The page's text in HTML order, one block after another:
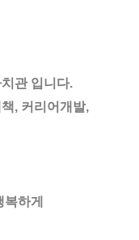
관 입니다.
, 커리어개발,
복하게